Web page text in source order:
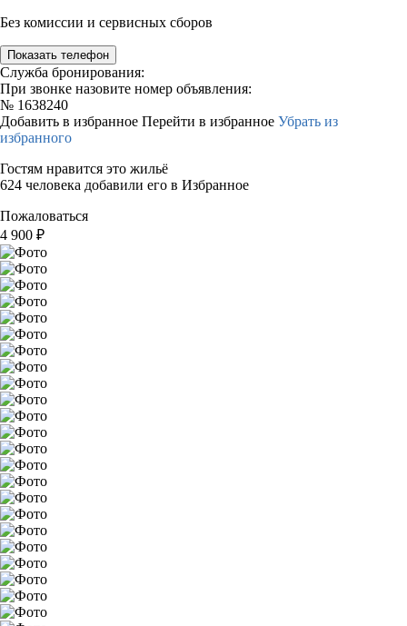
Без комиссии и сервисных сборов
Показать телефон
Служба бронирования:
При звонке назовите номер объявления:
№ 1638240
Добавить в избранное Перейти в избранное Убрать из
избранного
Гостям нравится это жильё
624 человека добавили его в Избранное
Пожаловаться
4 900 ₽